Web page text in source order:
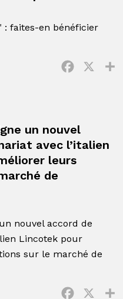
: faites-en bénéficier
Facebook
un nouvel
avec l’italien
leurs
de
nouvel accord de
Lincotek pour
sur le marché de
Facebook